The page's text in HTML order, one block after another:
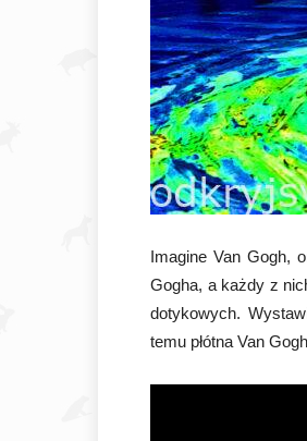
Imagine Van Gogh,
Gogha, a każdy z
dotykowych.
temu płótna Van